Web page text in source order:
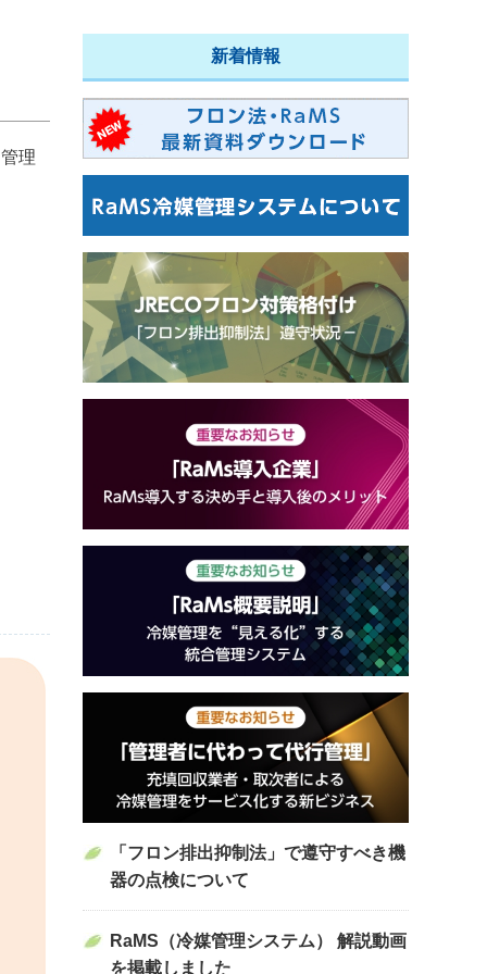
理
新着情報
「フロン排出抑制法」で遵守すべき機
器の点検について
RaMS（冷媒管理システム） 解説動画
を掲載しました